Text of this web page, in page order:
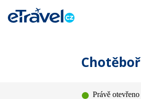
Chotěboř
Právě otevřeno